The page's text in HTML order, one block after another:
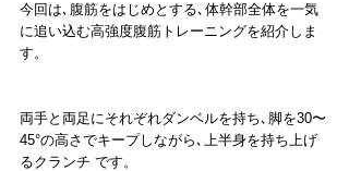
今回は､腹筋をはじめとする､体幹部全体を一気
に追い込む高強度腹筋トレーニングを紹介しま
す。
両手と両足にそれぞれダンベルを持ち､脚を30〜
45°の高さでキープしながら､上半身を持ち上げ
るクランチ です。